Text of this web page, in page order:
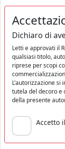
Dichiaro di
Letti e approvati il
qualsiasi titolo,
riprese per scopi
L’autorizzazione
tutela del decoro e
della presente
Accetto